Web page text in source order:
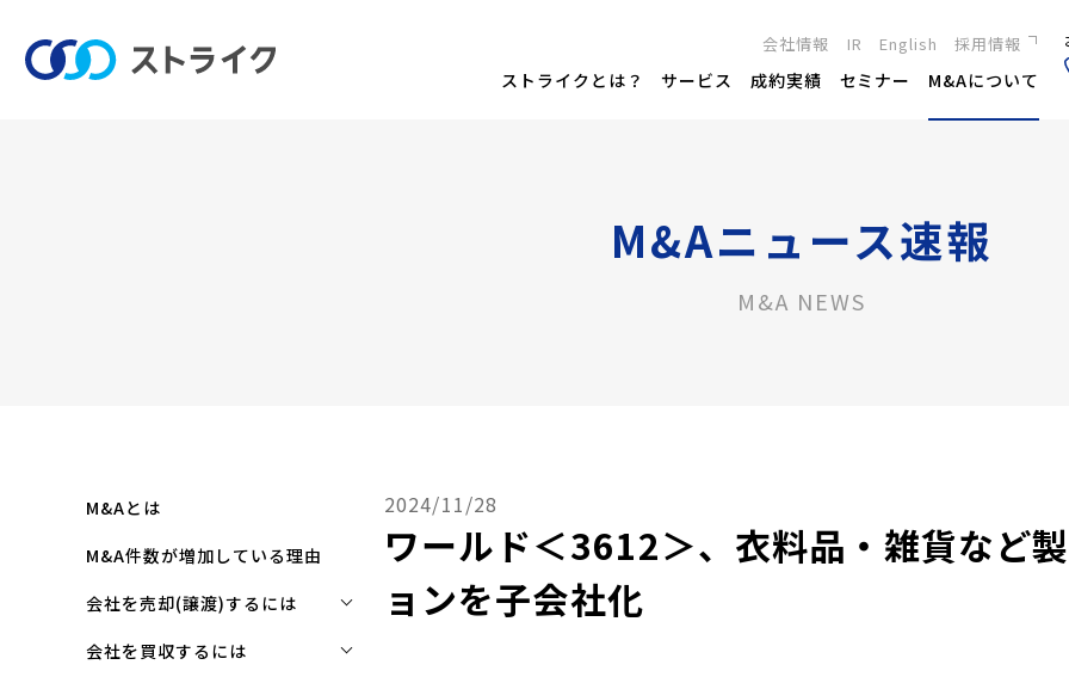
会社情報 IR English 採用情報
新卒採用
キャリア採用
ストライクとは？ サービス 成約実績 セミナー M&Aについて
M&Aニュース速報
M&A NEWS
M&Aとは
M&A件数が増加している理由
会社を売却(譲渡)するには
会社を売却(譲渡)するには
会社を買収するには
2024/11/28
ワールド＜3612＞、衣料品・雑貨など
ョンを子会社化